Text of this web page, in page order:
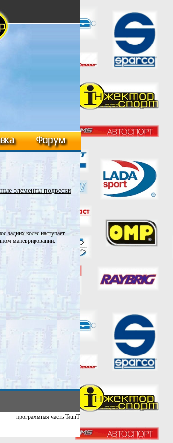
элементы подвески
задних колес наступает
маневрировании.
программная часть TaunT